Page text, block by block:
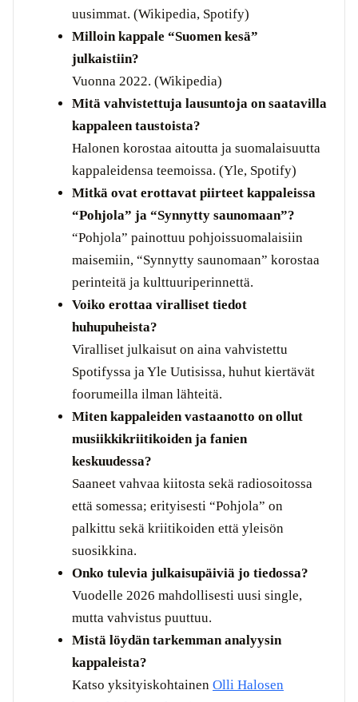
uusimmat. (Wikipedia, Spotify)
Milloin kappale “Suomen kesä”
julkaistiin?
Vuonna 2022. (Wikipedia)
Mitä vahvistettuja lausuntoja on saatavilla
kappaleen taustoista?
Halonen korostaa aitoutta ja suomalaisuutta
kappaleidensa teemoissa. (Yle, Spotify)
Mitkä ovat erottavat piirteet kappaleissa
“Pohjola” ja “Synnytty saunomaan”?
“Pohjola” painottuu pohjoissuomalaisiin
maisemiin, “Synnytty saunomaan” korostaa
perinteitä ja kulttuuriperinnettä.
Voiko erottaa viralliset tiedot
huhupuheista?
Viralliset julkaisut on aina vahvistettu
Spotifyssa ja Yle Uutisissa, huhut kiertävät
foorumeilla ilman lähteitä.
Miten kappaleiden vastaanotto on ollut
musiikkikriitikoiden ja fanien
keskuudessa?
Saaneet vahvaa kiitosta sekä radiosoitossa
että somessa; erityisesti “Pohjola” on
palkittu sekä kriitikoiden että yleisön
suosikkina.
Onko tulevia julkaisupäiviä jo tiedossa?
Vuodelle 2026 mahdollisesti uusi single,
mutta vahvistus puuttuu.
Mistä löydän tarkemman analyysin
kappaleista?
Katso yksityiskohtainen Olli Halosen